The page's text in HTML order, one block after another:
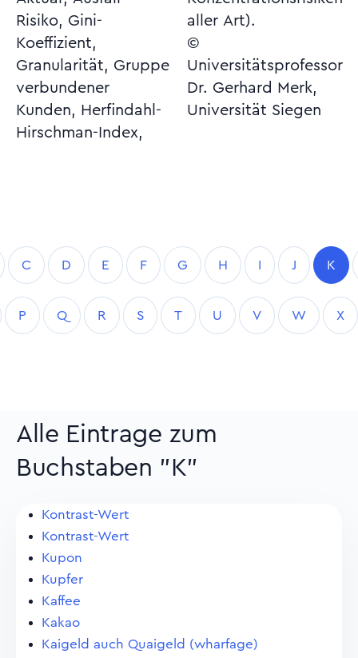
Risiko, Gini-
Koeffizient,
Granularität, Gruppe
verbundener
Kunden, Herfindahl-
Hirschman-Index,
aller Art).
©
Universitätsprofessor
Dr. Gerhard Merk,
Universität Siegen
C D E F G H I J K
P Q R S T U V W X
Alle Eintrage zum
Buchstaben "K"
Kontrast-Wert
Kontrast-Wert
Kupon
Kupfer
Kaffee
Kakao
Kaigeld auch Quaigeld (wharfage)